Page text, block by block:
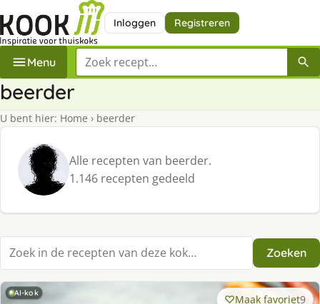
Inloggen Registreren
Menu Zoek een recept
beerder
U bent hier: Home › beerder
Alle recepten van beerder.
1.146 recepten gedeeld
Zoek in recepten Zoeken
AI-kok Maak favoriet9